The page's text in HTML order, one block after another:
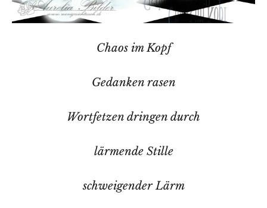
Chaos im Kopf
Gedanken rasen
Wortfetzen dringen durch
lärmende Stille
schweigender Lärm